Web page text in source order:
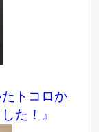
たトコロか
た！』